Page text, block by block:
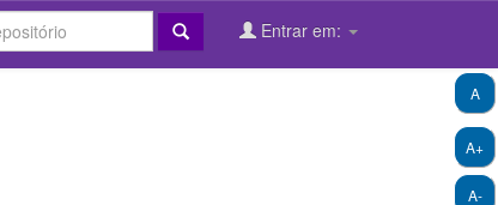
Entrar em:
A+
A-
A